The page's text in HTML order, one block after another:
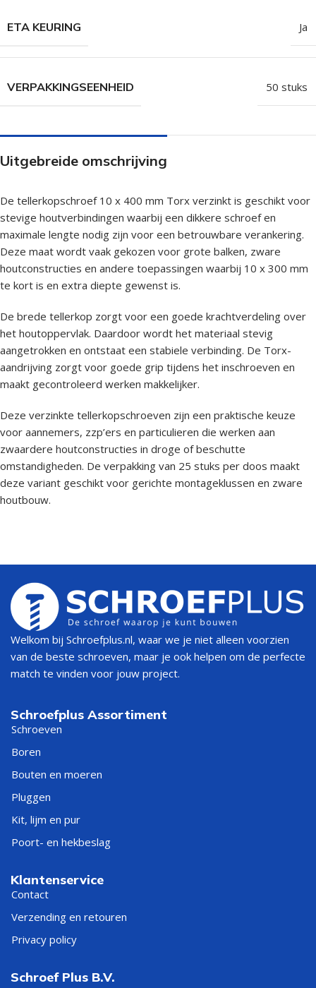
ETA KEURING Ja
VERPAKKINGSEENHEID 50 stuks
Uitgebreide omschrijving
De tellerkopschroef 10 x 400 mm Torx verzinkt is geschikt voor
stevige houtverbindingen waarbij een dikkere schroef en
maximale lengte nodig zijn voor een betrouwbare verankering.
Deze maat wordt vaak gekozen voor grote balken, zware
houtconstructies en andere toepassingen waarbij 10 x 300 mm
te kort is en extra diepte gewenst is.
De brede tellerkop zorgt voor een goede krachtverdeling over
het houtoppervlak. Daardoor wordt het materiaal stevig
aangetrokken en ontstaat een stabiele verbinding. De Torx-
aandrijving zorgt voor goede grip tijdens het inschroeven en
maakt gecontroleerd werken makkelijker.
Deze verzinkte tellerkopschroeven zijn een praktische keuze
voor aannemers, zzp’ers en particulieren die werken aan
zwaardere houtconstructies in droge of beschutte
omstandigheden. De verpakking van 25 stuks per doos maakt
deze variant geschikt voor gerichte montageklussen en zware
houtbouw.
Welkom bij Schroefplus.nl, waar we je niet alleen voorzien
van de beste schroeven, maar je ook helpen om de perfecte
match te vinden voor jouw project.
Schroefplus Assortiment
Schroeven
Boren
Bouten en moeren
Pluggen
Kit, lijm en pur
Poort- en hekbeslag
Klantenservice
Contact
Verzending en retouren
Privacy policy
Schroef Plus B.V.